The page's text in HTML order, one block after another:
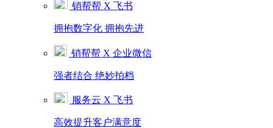
销帮帮 X 飞书
拥抱数字化 拥抱先进
销帮帮 X 企业微信
强者结合 绝妙拍档
服务云 X 飞书
高效提升客户满意度